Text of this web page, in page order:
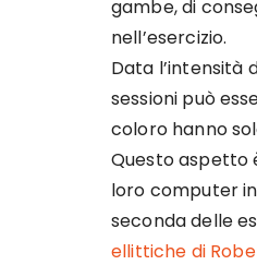
gambe, di
nell’esercizio.
Data l’intensità
sessioni può
coloro hanno
Questo aspetto
loro computer
seconda delle
ellittiche di